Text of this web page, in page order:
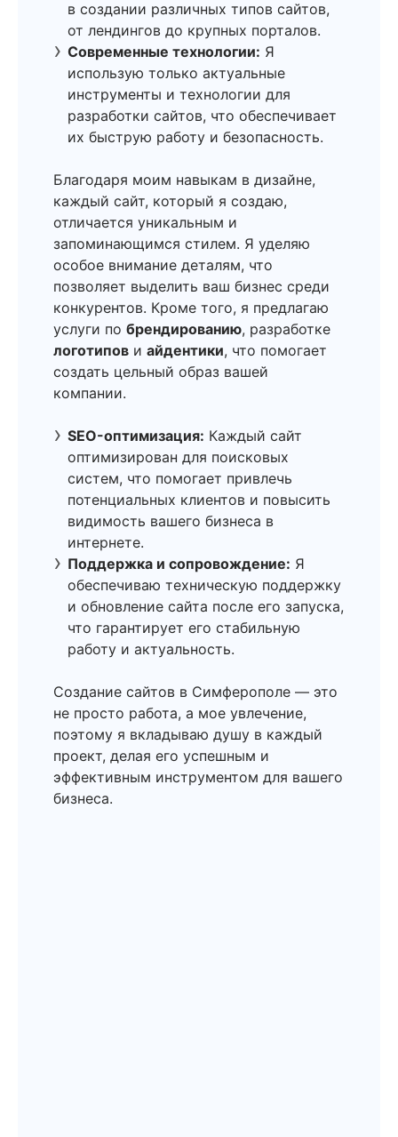
в создании различных типов сайтов,
от лендингов до крупных порталов.
Современные технологии: Я
использую только актуальные
инструменты и технологии для
разработки сайтов, что обеспечивает
их быструю работу и безопасность.
Благодаря моим навыкам в дизайне,
каждый сайт, который я создаю,
отличается уникальным и
запоминающимся стилем. Я уделяю
особое внимание деталям, что
позволяет выделить ваш бизнес среди
конкурентов. Кроме того, я предлагаю
услуги по брендированию, разработке
логотипов и айдентики, что помогает
создать цельный образ вашей
компании.
SEO-оптимизация: Каждый сайт
оптимизирован для поисковых
систем, что помогает привлечь
потенциальных клиентов и повысить
видимость вашего бизнеса в
интернете.
Поддержка и сопровождение: Я
обеспечиваю техническую поддержку
и обновление сайта после его запуска,
что гарантирует его стабильную
работу и актуальность.
Создание сайтов в Симферополе — это
не просто работа, а мое увлечение,
поэтому я вкладываю душу в каждый
проект, делая его успешным и
эффективным инструментом для вашего
бизнеса.